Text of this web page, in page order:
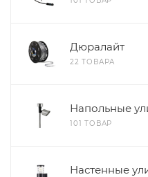
Дюралайт
22 ТОВАРА
Напольные
101 ТОВАР
Настенные